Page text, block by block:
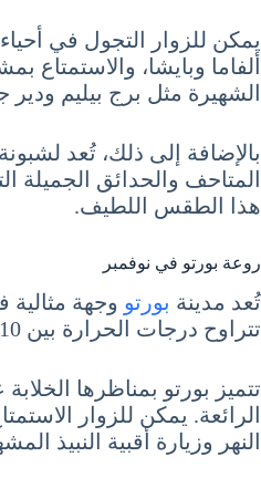
يمكن للزوار التجول في أحياء
ألفاما وبايشا، والاستمتاع
الشهيرة مثل برج بيليم
بالإضافة إلى ذلك، تُعد
المتاحف والحدائق الجميلة
هذا الطقس اللطيف.
روعة بورتو في نوفمبر
تُعد مدينة بورتو وجهة
تتراوح درجات الحرارة بين 10 إلى 16 درجة مئوية.
تتميز بورتو بمناظرها
الرائعة. يمكن للزوار
النهر وزيارة أقبية النبيذ